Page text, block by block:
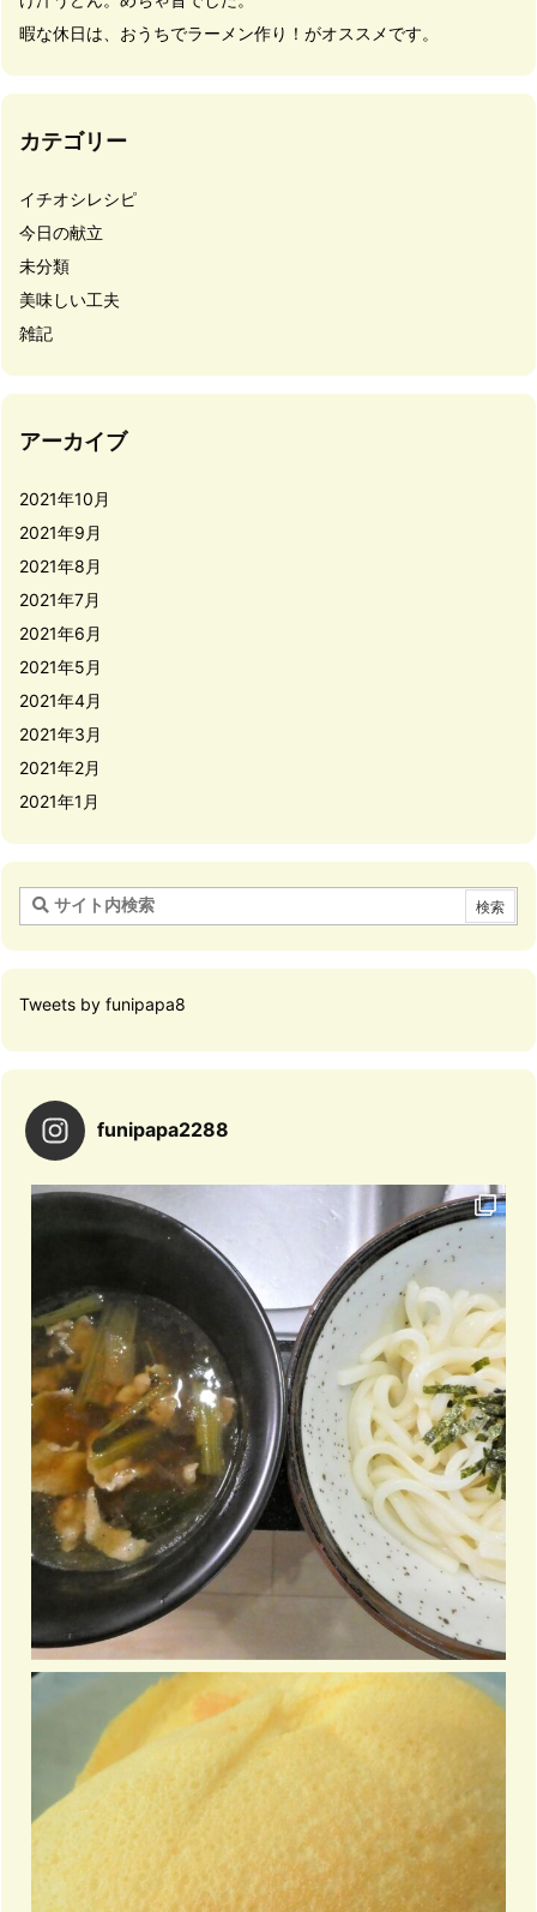
暇な休日は、おうちでラーメン作り！がオススメです。
カテゴリー
イチオシレシピ
今日の献立
未分類
美味しい工夫
雑記
アーカイブ
2021年10月
2021年9月
2021年8月
2021年7月
2021年6月
2021年5月
2021年4月
2021年3月
2021年2月
2021年1月
Tweets by funipapa8
funipapa2288